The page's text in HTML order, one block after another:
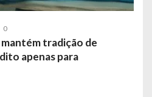
0
mantém tradição de
apenas para